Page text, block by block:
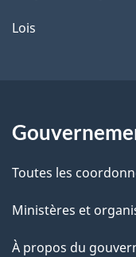
Lois
Toutes les
Ministères et
À propos du